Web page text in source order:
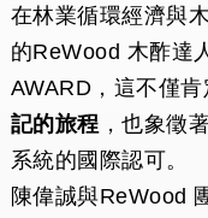
在林業循環經濟與
的ReWood 木酢達
AWARD，這不僅肯
記的旅程 ，也象徵
系統的國際認可。
陳偉誠與ReWood